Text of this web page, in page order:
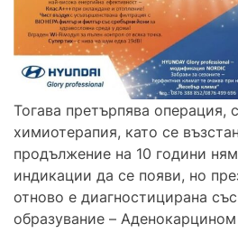
Тогава претърпява операция,
химиотерапия, като се
продължение на 10 години
индикации да се появи, но
отново е диагностицирана
образувание –